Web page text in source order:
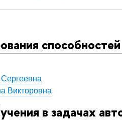
Викторовна
в задачах